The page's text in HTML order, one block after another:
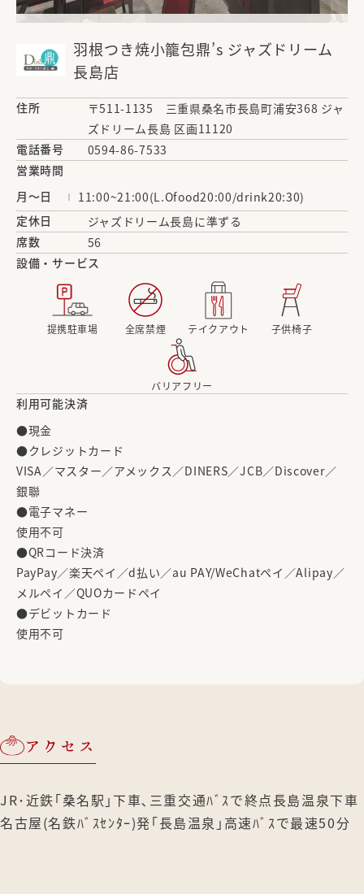
羽根つき焼小籠包鼎’s ジャズドリーム
長島店
住所
〒511-1135 三重県桑名市長島町浦安368 ジャ
ズドリーム長島 区画11120
電話番号
0594-86-7533
営業時間
月～日
11:00~21:00(L.Ofood20:00/drink20:30)
定休日
ジャズドリーム長島に準ずる
席数
56
設備・サービス
提携駐車場 全席禁煙 テイクアウト 子供椅子
バリアフリー
利用可能決済
●現金
●クレジットカード
VISA／マスター／アメックス／DINERS／JCB／Discover／
銀聯
●電子マネー
使用不可
●QRコード決済
PayPay／楽天ペイ／d払い／au PAY/WeChatペイ／Alipay／
メルペイ／QUOカードペイ
●デビットカード
使用不可
アクセス
JR･近鉄｢桑名駅｣下車､三重交通ﾊﾞｽで終点長島温泉下車
名古屋(名鉄ﾊﾞｽｾﾝﾀｰ)発｢長島温泉｣高速ﾊﾞｽで最速50分